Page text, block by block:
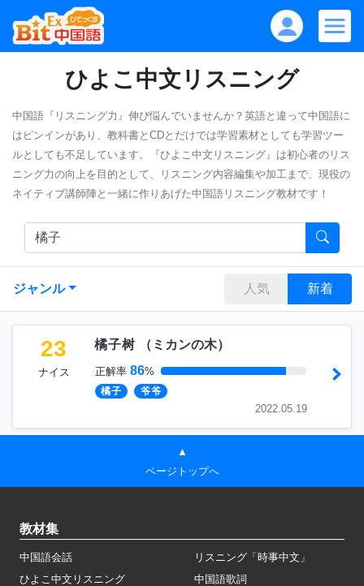
ひよこ中文リスニング
中国語『リスニング力』伸び悩んでいませんか？英語と違って中国語に
はピンインがあり、教科書とCDとだけでは学習素材としても学習ツー
ルとしても不足しています。『ひよこ中文リスニング』は初心者のリス
ニング力の向上を目的として、リスニング内容編集や加工まで、現役の
ネイティブ講師陣と一緒に作りあげた中国語リスニング教材です！
ジャンル 人気 新着
23
ナイス
橘子树 （ ミカンの木）
正解率 86%
橘子 爷爷
2022.05.19
▲
ページトップへ
教材集
中国語会話
リスニング「時事中文」
ひよこ中文リスニング
中国語歌詞